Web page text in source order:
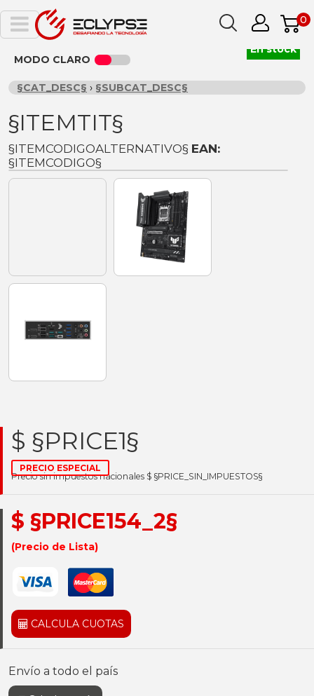
0
MODO CLARO
§CAT_DESC§ › §SUBCAT_DESC§
§ITEMTIT§
§ITEMCODIGOALTERNATIVO§ EAN:
§ITEMCODIGO§
$ §PRICE1§
PRECIO ESPECIAL
Precio sin impuestos nacionales $ §PRICE_SIN_IMPUESTOS§
$ §PRICE154_2§
(Precio de Lista)
CALCULA CUOTAS
Envío a todo el país
En stock